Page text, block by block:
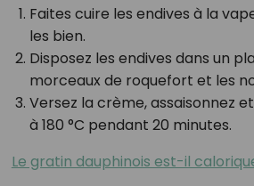
Faites cuire les endives à la
les bien.
Disposez les endives dans un
morceaux de roquefort et les
Versez la crème, assaisonnez
à 180 °C pendant 20 minutes.
Le gratin dauphinois est-il